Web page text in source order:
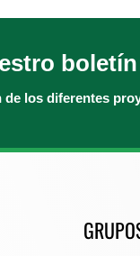
los diferentes